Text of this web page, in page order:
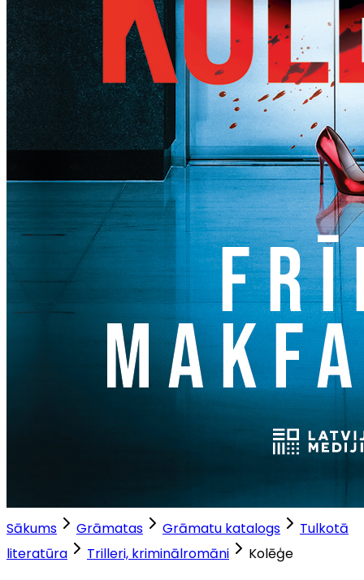
Sākums Grāmatas Grāmatu katalogs
Tulkotā
literatūra
Trilleri, kriminālromāni Kolēģe